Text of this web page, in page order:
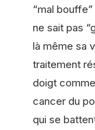
“mal
ne sait pas
là même sa
traitement
doigt
cancer du
qui se